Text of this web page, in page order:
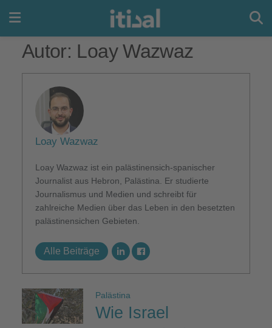
Autor: Loay Wazwaz
Loay Wazwaz
Loay Wazwaz ist ein palästinensich-spanischer
Journalist aus Hebron, Palästina. Er studierte
Journalismus und Medien und schreibt für
zahlreiche Medien über das Leben in den besetzten
palästinensichen Gebieten.
Alle Beiträge
Palästina
Wie Israel